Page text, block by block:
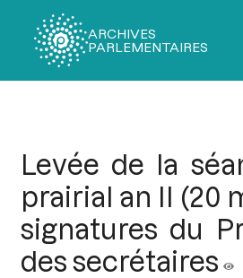
ARCHIVES
PARLEMENTAIRES
Levée de la
prairial an II (20
signatures du
des secrétaires